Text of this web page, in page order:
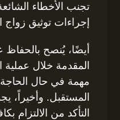
تجنب الأخطاء
إجراءات توثيق زواج
أيضًا، يُنصح
المقدمة خلال عملية
مهمة في حال الحاجة
المستقبل. وأخيراً،
التأكد من الالتزام